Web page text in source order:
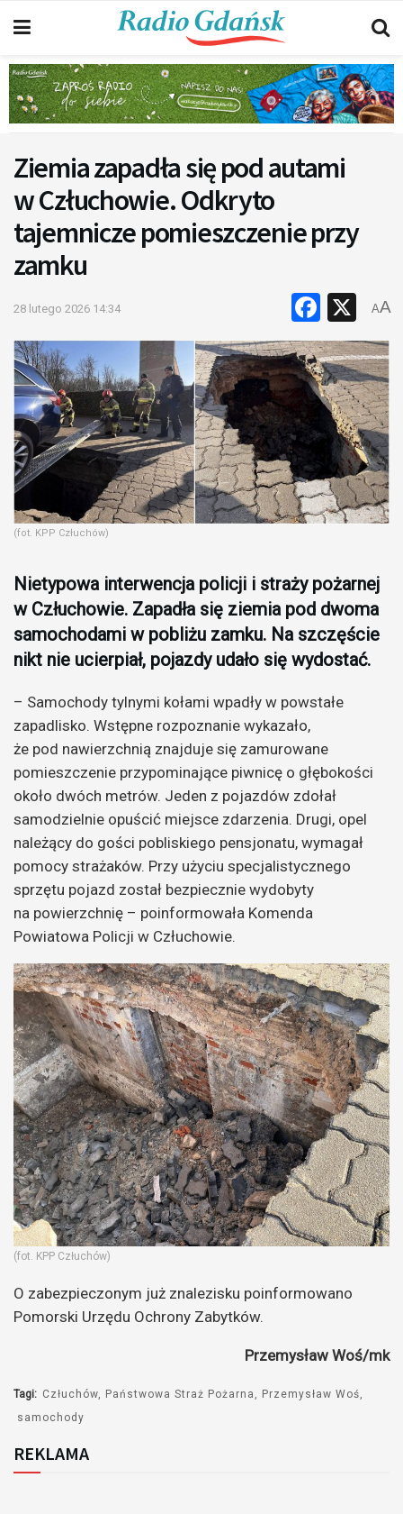
Ziemia zapadła się pod autami
w Człuchowie. Odkryto
tajemnicze pomieszczenie przy
zamku
28 lutego 2026 14:34 X
AA
(fot. KPP Człuchów)
Nietypowa interwencja policji i straży pożarnej
w Człuchowie. Zapadła się ziemia pod dwoma
samochodami w pobliżu zamku. Na szczęście
nikt nie ucierpiał, pojazdy udało się wydostać.
– Samochody tylnymi kołami wpadły w powstałe
zapadlisko. Wstępne rozpoznanie wykazało,
że pod nawierzchnią znajduje się zamurowane
pomieszczenie przypominające piwnicę o głębokości
około dwóch metrów. Jeden z pojazdów zdołał
samodzielnie opuścić miejsce zdarzenia. Drugi, opel
należący do gości pobliskiego pensjonatu, wymagał
pomocy strażaków. Przy użyciu specjalistycznego
sprzętu pojazd został bezpiecznie wydobyty
na powierzchnię – poinformowała Komenda
Powiatowa Policji w Człuchowie.
(fot. KPP Człuchów)
O zabezpieczonym już znalezisku poinformowano
Pomorski Urzędu Ochrony Zabytków.
Przemysław Woś/mk
Tagi: Człuchów Państwowa Straż Pożarna
Przemysław Woś
samochody
REKLAMA